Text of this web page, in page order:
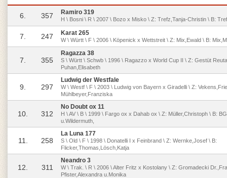
6. 357 Ramiro 319
H \ Bosni \ R \ 2007 \ Bozo x Misko \ Z: Trefz,Tanja-Christin \ B:
7. 247 Karat 265
W \ Württ \ F \ 2006 \ Köpenick x Wettstreit \ Z: Mix,Ewald \ B:
7. 355
Ragazza 38
S \ Württ \ Schwb \ 1996 \ Ragazzo x World Cup II \ Z: Gestüt
Puhan,Elisabeth
9. 297
Ludwig der Westfale
W \ Westf \ F \ 2003 \ Ludwig von Bayern x Giradelli \ Z:
Mühlbeyer,Franziska
10. 312
No Doubt ox 11
H \ AV \ B \ 1999 \ Fargo ox x Dahab ox \ Z: Müller,Christoph \ B:
u.Wildermuth,
11. 258
La Luna 177
S \ Old \ F \ 1998 \ Donatelli I x Feinbrand \ Z: Wernke,Josef \ B:
Flicker,Thomas,Lösch,Katja
12. 311
Neandro 3
W \ Trak. \ R \ 2006 \ Alter Fritz x Kostolany \ Z: Gromadecki
Pfister,Alexandra u.Monika